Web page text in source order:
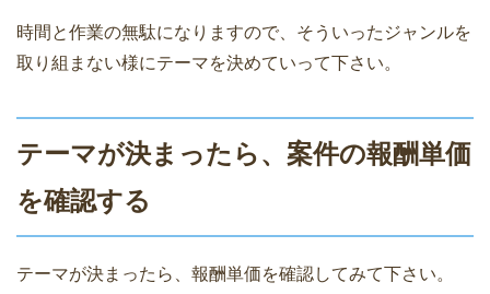
時間と作業の無駄になりますので、そういったジャンルを
取り組まない様にテーマを決めていって下さい。
テーマが決まったら、案件の報酬単価
を確認する
テーマが決まったら、報酬単価を確認してみて下さい。